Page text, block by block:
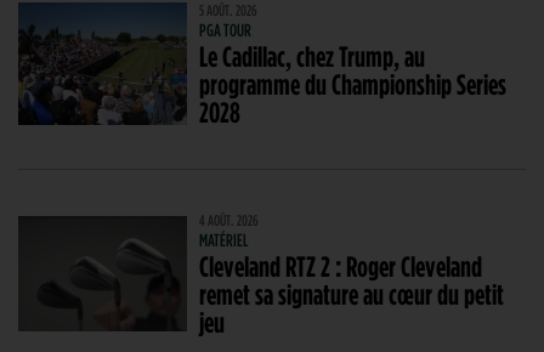
5 AOÛT. 2026
PGA TOUR
Le Cadillac, chez Trump, au
programme du Championship Series
2028
4 AOÛT. 2026
MATÉRIEL
Cleveland RTZ 2 : Roger Cleveland
remet sa signature au cœur du petit
jeu